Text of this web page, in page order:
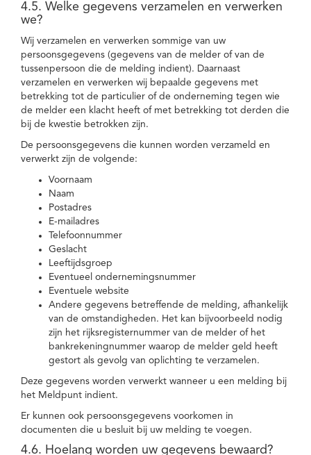
4.5. Welke gegevens verzamelen en verwerken
we?
Wij verzamelen en verwerken sommige van uw
persoonsgegevens (gegevens van de melder of van de
tussenpersoon die de melding indient). Daarnaast
verzamelen en verwerken wij bepaalde gegevens met
betrekking tot de particulier of de onderneming tegen wie
de melder een klacht heeft of met betrekking tot derden die
bij de kwestie betrokken zijn.
De persoonsgegevens die kunnen worden verzameld en
verwerkt zijn de volgende:
Voornaam
Naam
Postadres
E-mailadres
Telefoonnummer
Geslacht
Leeftijdsgroep
Eventueel ondernemingsnummer
Eventuele website
Andere gegevens betreffende de melding, afhankelijk
van de omstandigheden. Het kan bijvoorbeeld nodig
zijn het rijksregisternummer van de melder of het
bankrekeningnummer waarop de melder geld heeft
gestort als gevolg van oplichting te verzamelen.
Deze gegevens worden verwerkt wanneer u een melding bij
het Meldpunt indient.
Er kunnen ook persoonsgegevens voorkomen in
documenten die u besluit bij uw melding te voegen.
4.6. Hoelang worden uw gegevens bewaard?